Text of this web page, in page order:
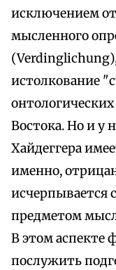
исключением
мысленного
истолкование
Востока. Но и у
Хайдеггера
именно,
исчерпывается
предметом
В этом аспекте
послужить